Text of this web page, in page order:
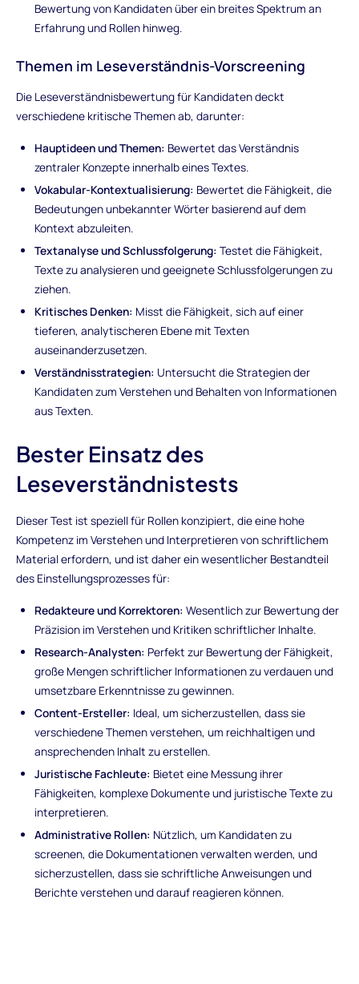
Bewertung von Kandidaten über ein breites Spektrum an
Erfahrung und Rollen hinweg.
Themen im Leseverständnis-Vorscreening
Die Leseverständnisbewertung für Kandidaten deckt
verschiedene kritische Themen ab, darunter:
Hauptideen und Themen: Bewertet das Verständnis
zentraler Konzepte innerhalb eines Textes.
Vokabular-Kontextualisierung: Bewertet die Fähigkeit, die
Bedeutungen unbekannter Wörter basierend auf dem
Kontext abzuleiten.
Textanalyse und Schlussfolgerung: Testet die Fähigkeit,
Texte zu analysieren und geeignete Schlussfolgerungen zu
ziehen.
Kritisches Denken: Misst die Fähigkeit, sich auf einer
tieferen, analytischeren Ebene mit Texten
auseinanderzusetzen.
Verständnisstrategien: Untersucht die Strategien der
Kandidaten zum Verstehen und Behalten von Informationen
aus Texten.
Bester Einsatz des
Leseverständnistests
Dieser Test ist speziell für Rollen konzipiert, die eine hohe
Kompetenz im Verstehen und Interpretieren von schriftlichem
Material erfordern, und ist daher ein wesentlicher Bestandteil
des Einstellungsprozesses für:
Redakteure und Korrektoren: Wesentlich zur Bewertung der
Präzision im Verstehen und Kritiken schriftlicher Inhalte.
Research-Analysten: Perfekt zur Bewertung der Fähigkeit,
große Mengen schriftlicher Informationen zu verdauen und
umsetzbare Erkenntnisse zu gewinnen.
Content-Ersteller: Ideal, um sicherzustellen, dass sie
verschiedene Themen verstehen, um reichhaltigen und
ansprechenden Inhalt zu erstellen.
Juristische Fachleute: Bietet eine Messung ihrer
Fähigkeiten, komplexe Dokumente und juristische Texte zu
interpretieren.
Administrative Rollen: Nützlich, um Kandidaten zu
screenen, die Dokumentationen verwalten werden, und
sicherzustellen, dass sie schriftliche Anweisungen und
Berichte verstehen und darauf reagieren können.